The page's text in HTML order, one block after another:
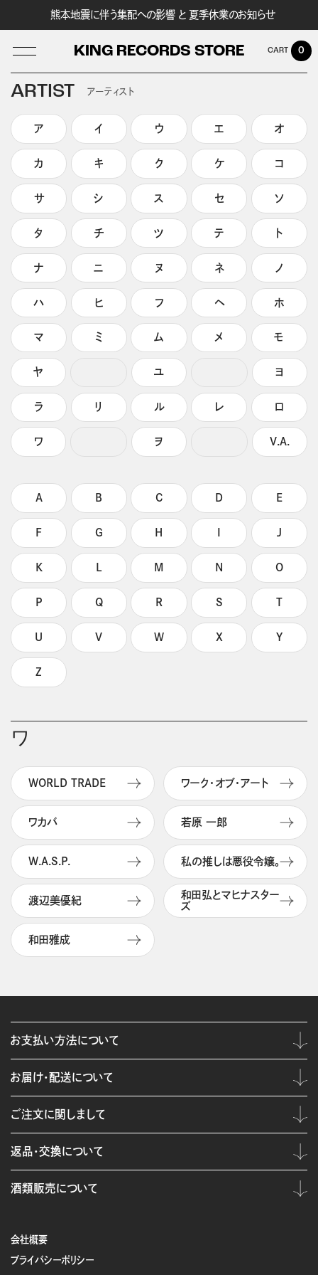
熊本地震に伴う集配への影響 と 夏季休業のお知らせ
KING RECORDS STORE
LOG IN
0
ARTIST アーティスト
ア イ ウ エ オ
カ キ ク ケ コ
サ シ ス セ ソ
タ チ ツ テ ト
ナ ニ ヌ ネ ノ
ハ ヒ フ ヘ ホ
マ ミ ム メ モ
ヤ ユ ヨ
ラ リ ル レ ロ
ワ ヲ V.A.
A B C D E
F G H J
K L M N O
P Q R S T
U V W X Y
Z
ワ
WORLD TRADE ワーク・オブ・アート
ワカバ 若原 一郎
W.A.S.P. 私の推しは悪役令嬢。
渡辺美優紀
和田弘とマヒナスター
ズ
和田雅成
会社概要
プライバシーポリシー
お支払い方法について
お届け・配送について
ご注文に関しまして
返品・交換について
酒類販売について